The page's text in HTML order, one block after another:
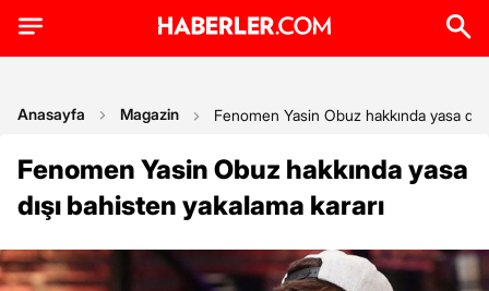
Anasayfa Magazin Fenomen Yasin Obuz hakkında yasa
Fenomen Yasin Obuz hakkında yasa
dışı bahisten yakalama kararı